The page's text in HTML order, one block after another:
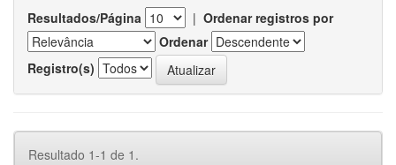
Resultados/Página | Ordenar registros por
Ordenar
Registro(s)
Resultado 1-1 de 1.